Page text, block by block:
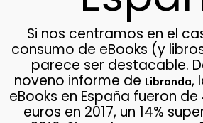
Si nos centramos en el
consumo de eBooks (y
parece ser destacable.
noveno informe de Libranda,
eBooks en España fueron
euros en 2017, un 14%